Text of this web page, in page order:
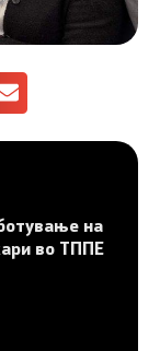
на
во ТППЕ